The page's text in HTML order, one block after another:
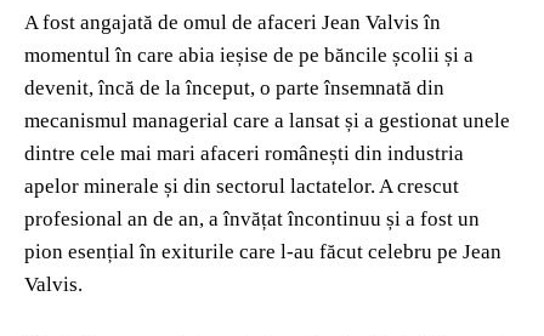
A fost angajată de omul de afaceri Jean Valvis în
momentul în care abia ieșise de pe băncile școlii și a
devenit, încă de la început, o parte însemnată din
mecanismul managerial care a lansat și a gestionat unele
dintre cele mai mari afaceri românești din industria
apelor minerale și din sectorul lactatelor. A crescut
profesional an de an, a învățat încontinuu și a fost un
pion esențial în exiturile care l-au făcut celebru pe Jean
Valvis.